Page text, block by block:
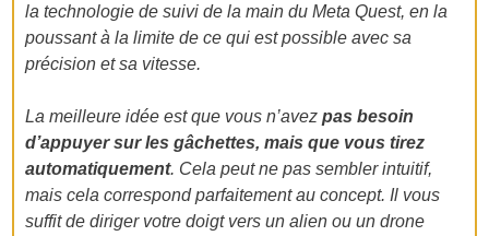
la technologie de suivi de la main du Meta Quest, en la
poussant à la limite de ce qui est possible avec sa
précision et sa vitesse.
La meilleure idée est que vous n’avezpas besoin
d’appuyer sur les gâchettes, mais que vous tirez
automatiquement. Cela peut ne pas sembler intuitif,
mais cela correspond parfaitement au concept. Il vous
suffit de diriger votre doigt vers un alien ou un drone